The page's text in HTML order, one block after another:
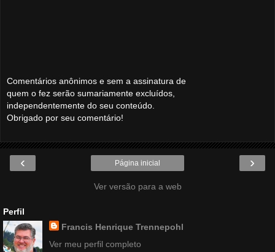
Comentários anônimos e sem a assinatura de
quem o fez serão sumariamente excluídos,
independentemente do seu conteúdo.
Obrigado por seu comentário!
‹ ›
Página inicial
Ver versão para a web
Perfil
Francis Henrique Trennepohl
Ver meu perfil completo